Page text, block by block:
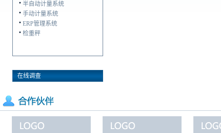
半自动计量系统
手动计量系统
ERP管理系统
检重秤
在线调查